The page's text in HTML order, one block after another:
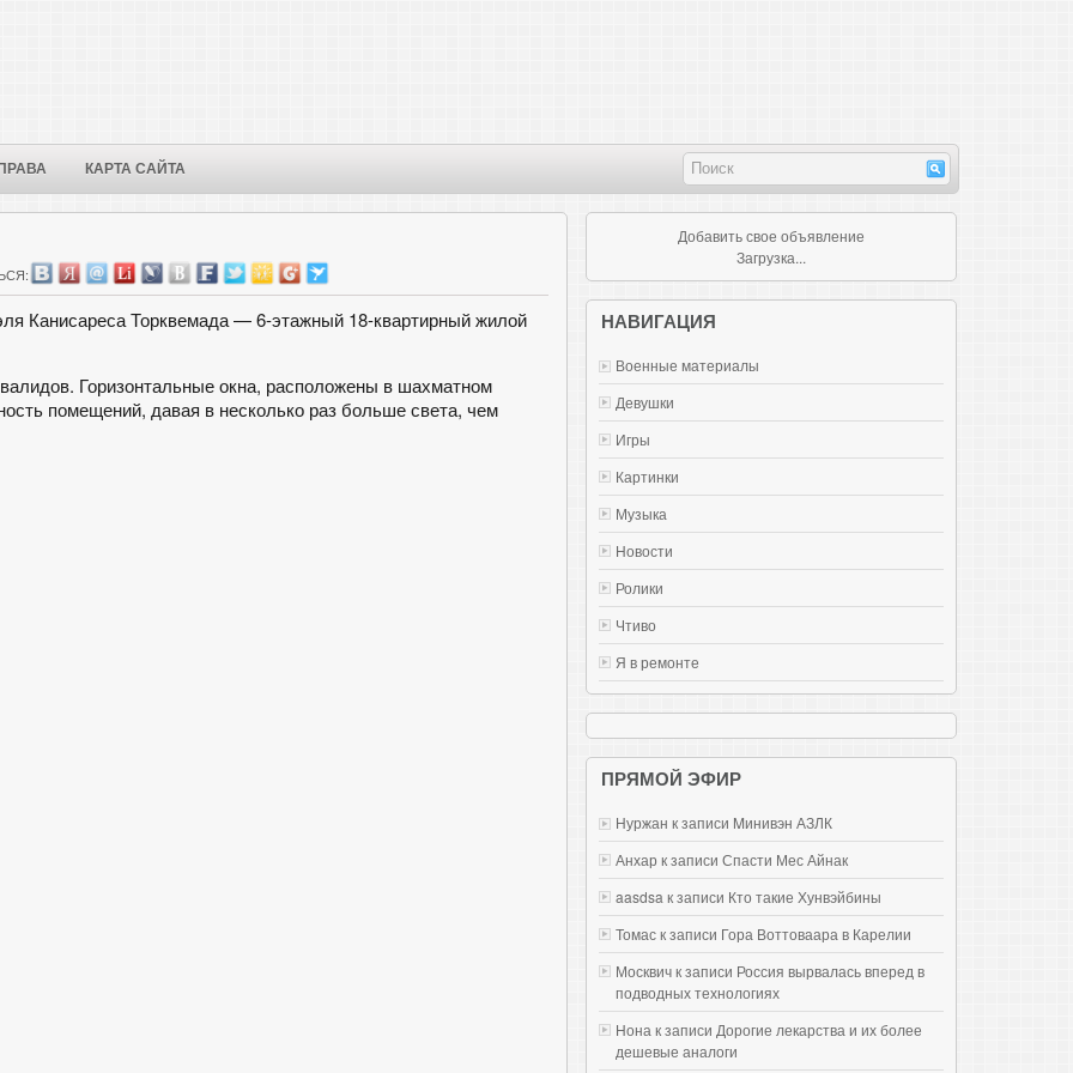
КАРТА САЙТА
Канисареса Торквемада — 6-этажный 18-квартирный жилой
Горизонтальные окна, расположены в шахматном
помещений, давая в несколько раз больше света, чем
Добавить свое объявление
Загрузка...
НАВИГАЦИЯ
Военные материалы
Девушки
Игры
Картинки
Музыка
Новости
Ролики
Чтиво
Я в ремонте
ПРЯМОЙ ЭФИР
Нуржан к записи Mинивэн АЗЛК
Анхар к записи Спасти Мес Айнак
aasdsa к записи Кто такие Хунвэйбины
Томас к записи Гора Воттоваара в Карелии
Москвич к записи Россия вырвалась вперед в
подводных технологиях
Нона к записи Дорогие лекарства и их более
дешевые аналоги